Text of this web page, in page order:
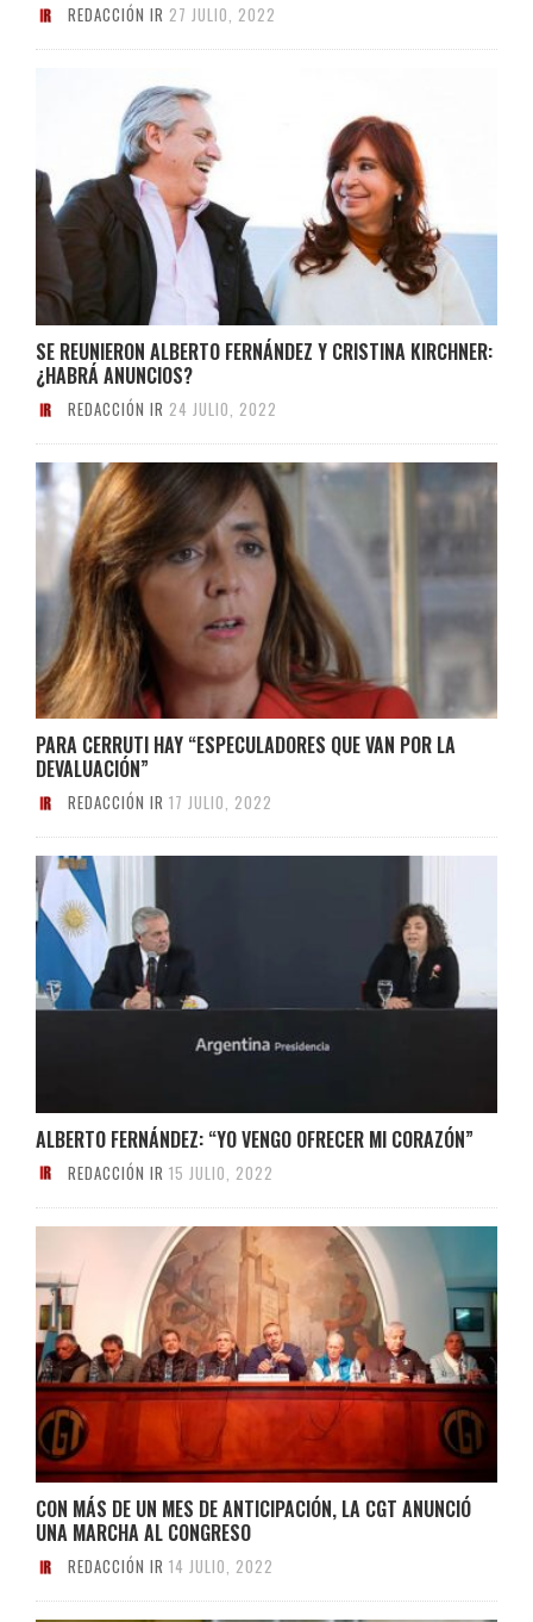
REDACCIÓN IR 27 JULIO, 2022
SE REUNIERON ALBERTO FERNÁNDEZ Y CRISTINA KIRCHNER:
¿HABRÁ ANUNCIOS?
REDACCIÓN IR 24 JULIO, 2022
PARA CERRUTI HAY “ESPECULADORES QUE VAN POR LA
DEVALUACIÓN”
REDACCIÓN IR 17 JULIO, 2022
ALBERTO FERNÁNDEZ: “YO VENGO OFRECER MI CORAZÓN”
REDACCIÓN IR 15 JULIO, 2022
CON MÁS DE UN MES DE ANTICIPACIÓN, LA CGT ANUNCIÓ
UNA MARCHA AL CONGRESO
REDACCIÓN IR 14 JULIO, 2022